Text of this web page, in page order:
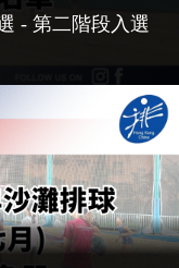
- 第二階段入選